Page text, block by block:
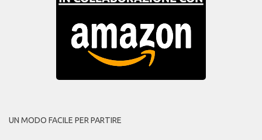
UN MODO FACILE PER PARTIRE